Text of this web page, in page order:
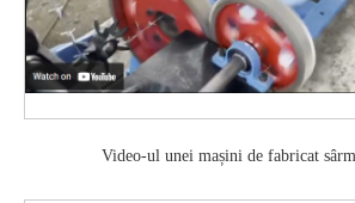
Video-ul unei mașini de fabricat